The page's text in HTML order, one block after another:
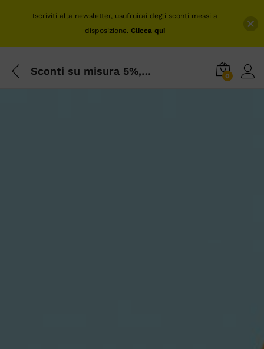
Sconti su misura 5%, 10% 20% , approfittane ora. 0
Iscriviti alla newsletter, usufruirai degli sconti messi a
disposizione. Clicca qui